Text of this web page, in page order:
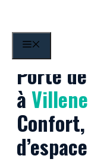
Porte
à
d’espace